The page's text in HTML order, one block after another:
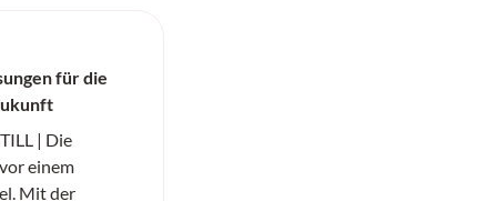
für die
| Die
einem
Mit der